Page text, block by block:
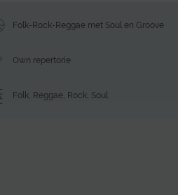
Folk-Rock-Reggae met Soul en Groove
Own repertorie
Folk, Reggae, Rock, Soul